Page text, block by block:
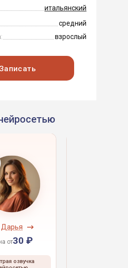
итальянский
средний
взрослый
Записать
Дарья
от30 ₽
озвучка